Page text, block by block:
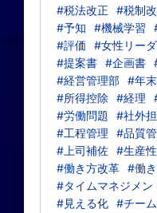
#税法改正
#税制
#予知
#機械学習
#評価
#女性リー
#提案書 #企画書
#経営管理部 #年
#所得控除
#経理
#労働問題
#社外
#工程管理
#品質
#上司補佐 #生産
#働き方改革 #働
#タイムマネジメン
#見える化 #チーム